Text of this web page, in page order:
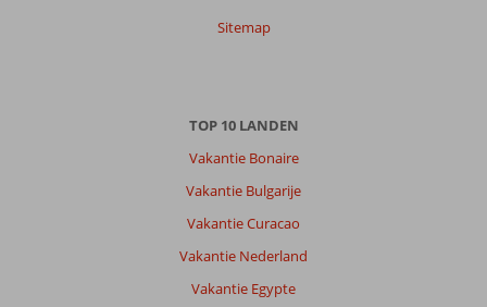
Sitemap
TOP 10 LANDEN
Vakantie Bonaire
Vakantie Bulgarije
Vakantie Curacao
Vakantie Nederland
Vakantie Egypte